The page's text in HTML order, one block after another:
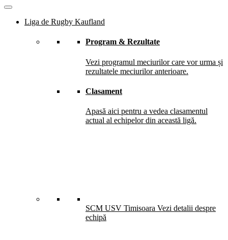
Liga de Rugby Kaufland
Program & Rezultate
Vezi programul meciurilor care vor urma și
rezultatele meciurilor anterioare.
Clasament
Apasă aici pentru a vedea clasamentul
actual al echipelor din această ligă.
SCM USV Timisoara Vezi detalii despre
echipă